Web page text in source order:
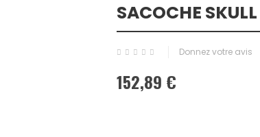
SACOCHE
Donnez votre avis
152,89 €